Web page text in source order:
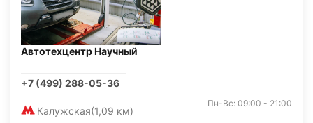
Автотехцентр Научный
+7 (499) 288-05-36
Калужская(1,09 км)
Пн-Вс: 09:00 - 21:00